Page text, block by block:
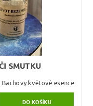
SMUTKU
Bachovy květové esence